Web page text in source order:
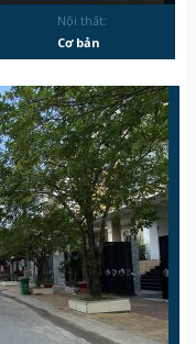
Nội thất:
Cơ bản